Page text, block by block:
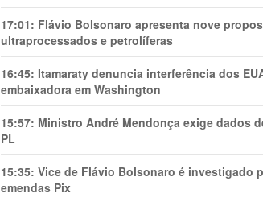
17:01: Flávio Bolsonaro apresenta nove
ultraprocessados e petrolíferas
16:45: Itamaraty denuncia interferência dos
embaixadora em Washington
15:57: Ministro André Mendonça exige dados
PL
15:35: Vice de Flávio Bolsonaro é investigado
emendas Pix